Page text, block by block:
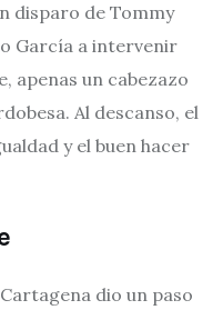
disparo de Tommy
García a intervenir
apenas un cabezazo
Al descanso, el
y el buen hacer
dio un paso